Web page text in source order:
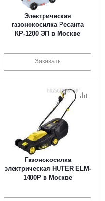
Электрическая
газонокосилка Ресанта
КР-1200 ЭП в Москве
Заказать
Газонокосилка
электрическая HUTER ELM-
1400P в Москве